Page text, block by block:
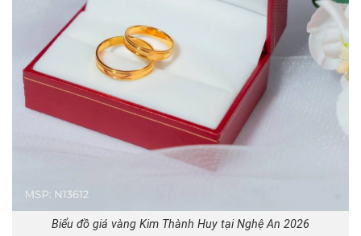
Biểu đồ giá vàng Kim Thành Huy tại Nghệ An 2026